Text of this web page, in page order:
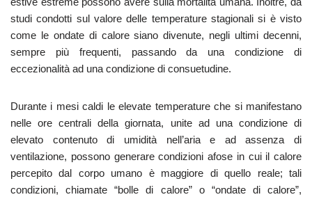
studi condotti sul valore delle temperature stagionali si è visto
come le ondate di calore siano divenute, negli ultimi decenni,
sempre più frequenti, passando da una condizione di
eccezionalità ad una condizione di consuetudine.
Durante i mesi caldi le elevate temperature che si manifestano
nelle ore centrali della giornata, unite ad una condizione di
elevato contenuto di umidità nell’aria e ad assenza di
ventilazione, possono generare condizioni afose in cui il calore
percepito dal corpo umano è maggiore di quello reale; tali
condizioni, chiamate “bolle di calore” o “ondate di calore”,